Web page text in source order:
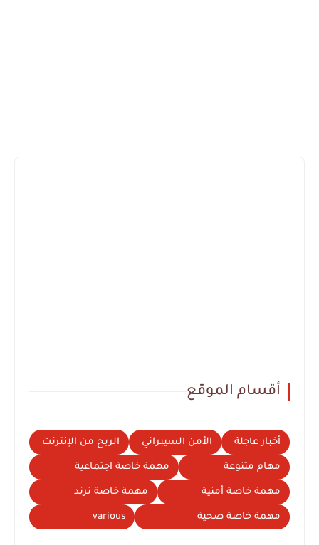
أقسام الموقع
أخبار عاجلة الأمن السيبراني الربح من الإنترنت
مهام متنوعة مهمة خاصة اجتماعية
مهمة خاصة أمنية مهمة خاصة ترند
مهمة خاصة صحية various